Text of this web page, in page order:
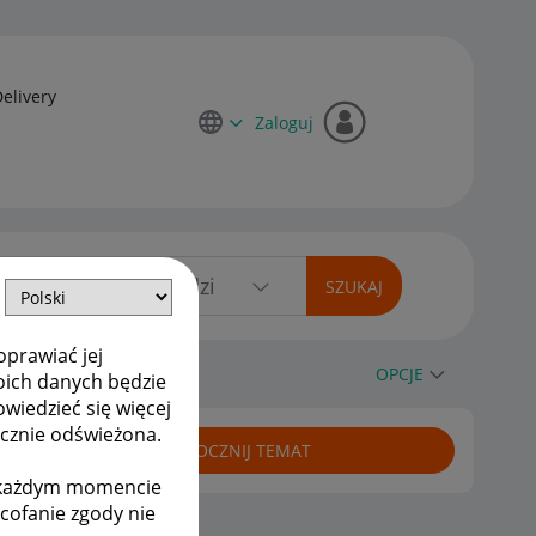
jej
danych będzie
się więcej
odświeżona.
momencie
zgody nie
Zaloguj
OPCJE
ROZPOCZNIJ TEMAT